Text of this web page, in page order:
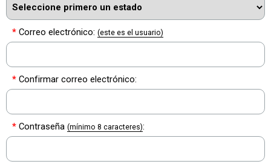
* Correo electrónico: (este es el usuario)
* Confirmar correo electrónico:
* Contraseña (mínimo 8 caracteres):